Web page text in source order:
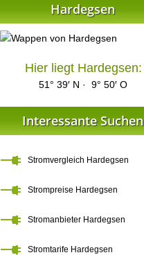
Hardegsen
Hier liegt Hardegsen:
51° 39′ N · 9° 50′ O
Interessante Suchen
Stromvergleich Hardegsen
Strompreise Hardegsen
Stromanbieter Hardegsen
Stromtarife Hardegsen